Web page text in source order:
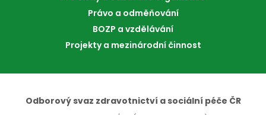
Právo a odměňování
BOZP a vzdělávání
Projekty a mezinárodní činnost
Odborový svaz zdravotnictví a sociální péče ČR